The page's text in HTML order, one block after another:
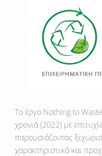
Το έργο Nothing to Waste
χρονιά (2022) με
παρουσιάζοντας
χαρακτηριστικά και